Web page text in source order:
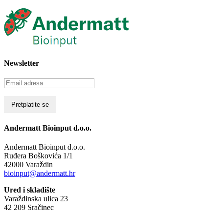
Newsletter
Andermatt Bioinput d.o.o.
Andermatt Bioinput d.o.o.
Ruđera Boškovića 1/1
42000 Varaždin
bioinput@andermatt.hr
Ured i skladište
Varaždinska ulica 23
42 209 Sračinec